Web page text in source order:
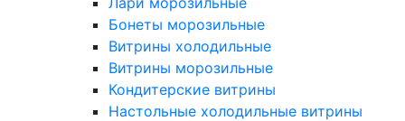
Бонеты морозильные
Витрины холодильные
Витрины морозильные
Кондитерские витрины
Настольные холодильные витрины